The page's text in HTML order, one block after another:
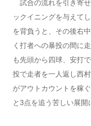
試合の流れを引き寄
ックイニングを与えて
を背負うと、その後右
く打者への暴投の間に
も先頭から四球、安打
投で走者を一人返し西
がアウトカウントを稼
と3点を追う苦しい展開